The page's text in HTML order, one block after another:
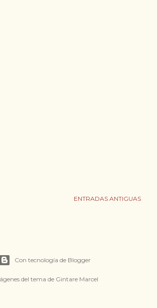
ENTRADAS ANTIGUAS
Con tecnología de Blogger
del tema de Gintare Marcel